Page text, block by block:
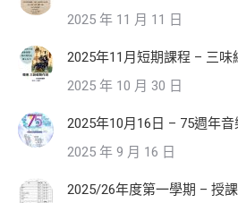
2025 年 11 月 11 日
2025年11月短期課程 – 三味
2025 年 10 月 30 日
2025年10月16日 – 75週年音
2025 年 9 月 16 日
2025/26年度第一學期 – 授